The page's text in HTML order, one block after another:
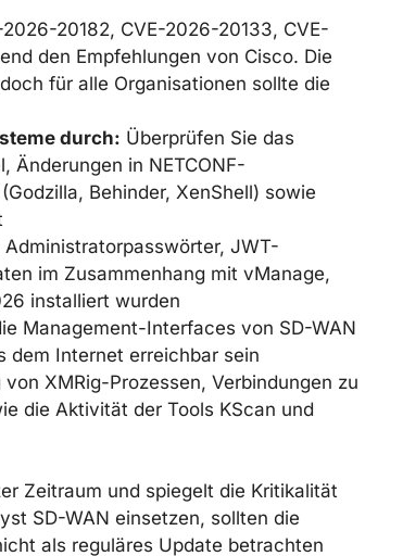
20182, CVE-2026-20133, CVE-
den Empfehlungen von Cisco. Die
für alle Organisationen sollte die
durch: Überprüfen Sie das
Änderungen in NETCONF-
Behinder, XenShell) sowie
Administratorpasswörter, JWT-
im Zusammenhang mit vManage,
installiert wurden
Management-Interfaces von SD-WAN
dem Internet erreichbar sein
XMRig-Prozessen, Verbindungen zu
die Aktivität der Tools KScan und
Zeitraum und spiegelt die Kritikalität
SD-WAN einsetzen, sollten die
als reguläres Update betrachten